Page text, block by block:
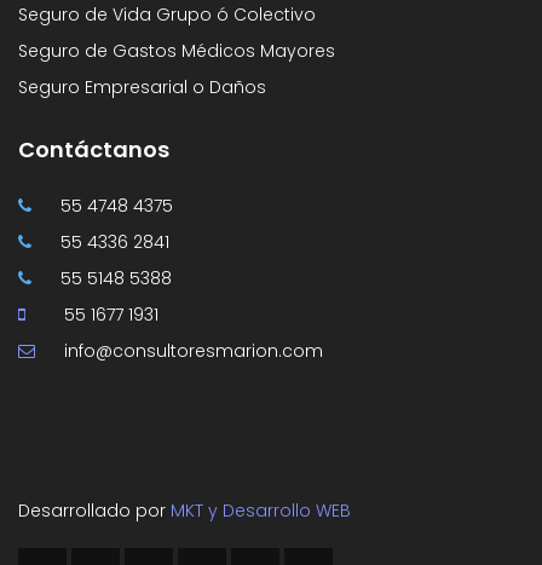
Seguro de Vida Grupo ó Colectivo
Seguro de Gastos Médicos Mayores
Seguro Empresarial o Daños
Contáctanos
55 4748 4375
55 4336 2841
55 5148 5388
55 1677 1931
info@consultoresmarion.com
Desarrollado por MKT y Desarrollo WEB